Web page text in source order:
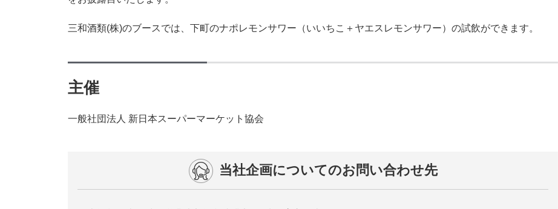
三和酒類(株)のブースでは、下町のナポレモンサワー（いいちこ＋ヤエスレモンサワー）の試飲ができます。
主催
一般社団法人 新日本スーパーマーケット協会
当社企画についてのお問い合わせ先